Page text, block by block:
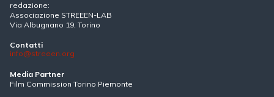
redazione:
Associazione STREEEN-LAB
Via Albugnano 19, Torino
Contatti
info@streeen.org
Media Partner
Film Commission Torino Piemonte